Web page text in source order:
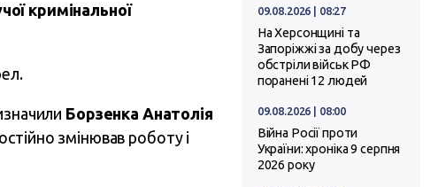
кримінальної
Борзенка Анатолія
змінював роботу і
09.08.2026 | 08:27
На Херсонщині та
Запоріжжі за добу через
обстріли військ РФ
поранені 12 людей
09.08.2026 | 08:00
Війна Росії проти
України: хроніка 9 серпня
2026 року